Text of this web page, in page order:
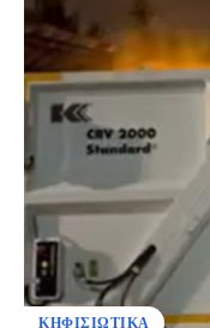
ΚΗΦΙΣΙΩΤΙΚΑ